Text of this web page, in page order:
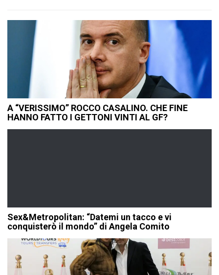
A “VERISSIMO” ROCCO CASALINO. CHE FINE
HANNO FATTO I GETTONI VINTI AL GF?
Sex&Metropolitan: “Datemi un tacco e vi
conquisterò il mondo” di Angela Comito